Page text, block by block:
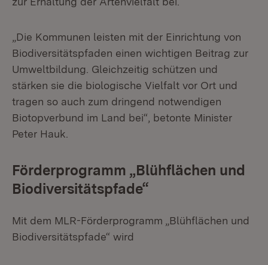
„Die Kommunen leisten mit der Einrichtung von
Biodiversitätspfaden einen wichtigen Beitrag zur
Umweltbildung. Gleichzeitig schützen und
stärken sie die biologische Vielfalt vor Ort und
tragen so auch zum dringend notwendigen
Biotopverbund im Land bei“, betonte Minister
Peter Hauk.
Förderprogramm „Blühflächen und
Biodiversitätspfade“
Mit dem MLR-Förderprogramm „Blühflächen und
Biodiversitätspfade“ wird